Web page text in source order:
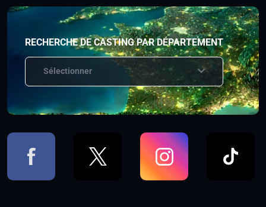
RECHERCHE DE CASTING PAR DÉPARTEMENT
Sélectionner